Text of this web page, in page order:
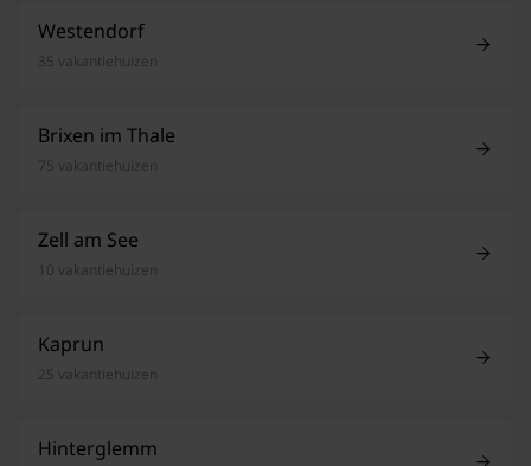
Westendorf
35 vakantiehuizen
Brixen im Thale
75 vakantiehuizen
Zell am See
10 vakantiehuizen
Kaprun
25 vakantiehuizen
Hinterglemm